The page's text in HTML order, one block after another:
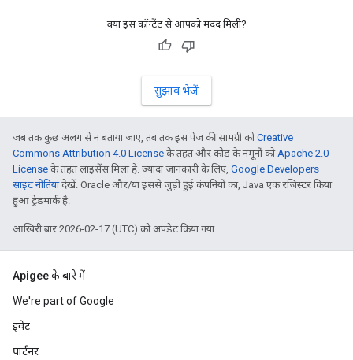
क्या इस कॉन्टेंट से आपको मदद मिली?
सुझाव भेजें
जब तक कुछ अलग से न बताया जाए, तब तक इस पेज की सामग्री कोCreative
Commons Attribution 4.0 License के तहत और कोड के नमूनों कोApache 2.0
License के तहत लाइसेंस मिला है. ज़्यादा जानकारी के लिए, Google Developers
साइट नीतियांदेखें. Oracle और/या इससे जुड़ी हुई कंपनियों का, Java एक रजिस्टर किया
हुआ ट्रेडमार्क है.
आखिरी बार 2026-02-17 (UTC) को अपडेट किया गया.
Apigee के बारे में
We're part of Google
इवेंट
पार्टनर